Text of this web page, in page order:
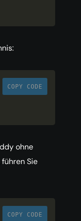
COPY CODE
ohne
Sie
COPY CODE